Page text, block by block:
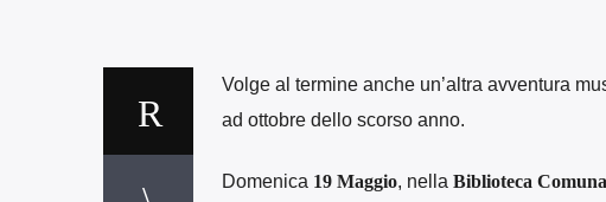
Volge al termine anche un’altra avventura
ad ottobre dello scorso anno.
Domenica 19 Maggio, nella Biblioteca